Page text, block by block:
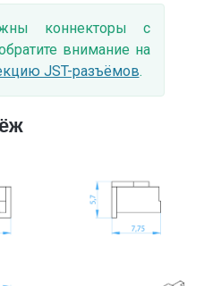
коннекторы с
внимание на
JST-разъёмов.